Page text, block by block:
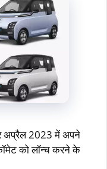
अप्रैल 2023 में अपने
को लॉन्च करने के